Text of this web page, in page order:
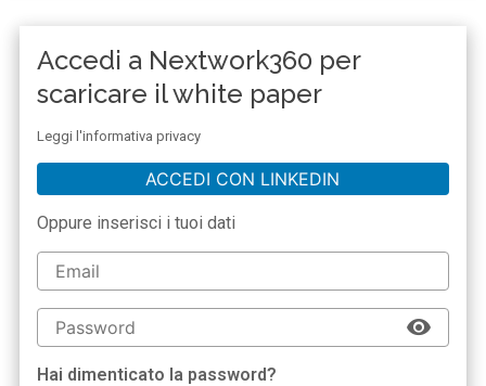
Accedi a Nextwork360 per
scaricare il white paper
Leggi l'informativa privacy
ACCEDI CON LINKEDIN
Oppure inserisci i tuoi dati
Hai dimenticato la password?